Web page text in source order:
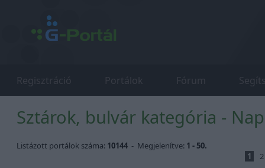
Regisztráció Portálok Fórum
Sztárok, bulvár kategória -
Listázott portálok száma: 10144 - Megjelenítve: 1 - 50.
1
2